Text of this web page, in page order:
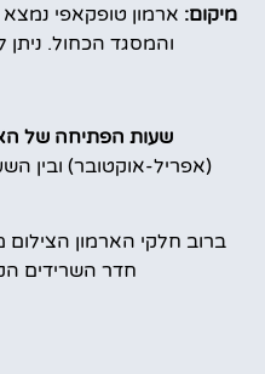
מיקום: ארמון טופקאפי
והמסגד הכחול.
שעות הפתיחה של
ברוב חלקי הארמון הצילום
חדר השרידים